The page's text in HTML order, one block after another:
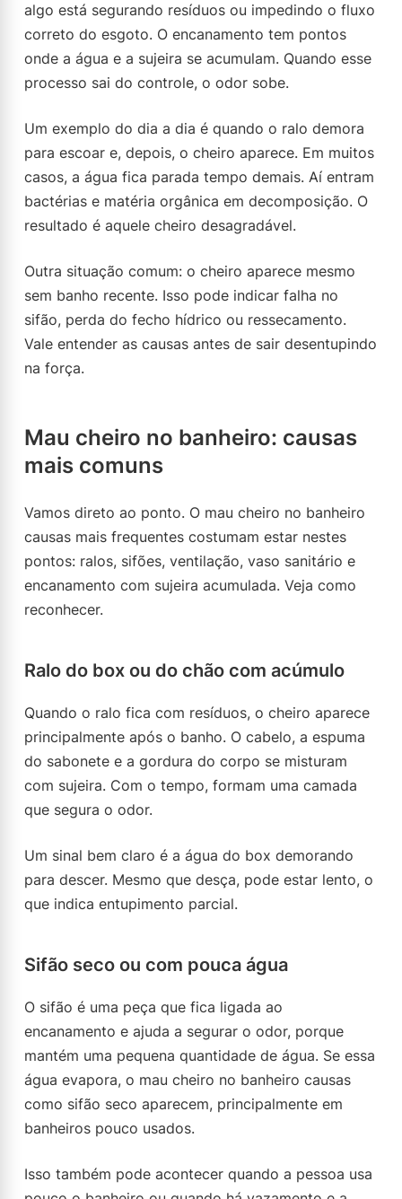
algo está segurando resíduos ou impedindo o fluxo
correto do esgoto. O encanamento tem pontos
onde a água e a sujeira se acumulam. Quando esse
processo sai do controle, o odor sobe.
Um exemplo do dia a dia é quando o ralo demora
para escoar e, depois, o cheiro aparece. Em muitos
casos, a água fica parada tempo demais. Aí entram
bactérias e matéria orgânica em decomposição. O
resultado é aquele cheiro desagradável.
Outra situação comum: o cheiro aparece mesmo
sem banho recente. Isso pode indicar falha no
sifão, perda do fecho hídrico ou ressecamento.
Vale entender as causas antes de sair desentupindo
na força.
Mau cheiro no banheiro: causas
mais comuns
Vamos direto ao ponto. O mau cheiro no banheiro
causas mais frequentes costumam estar nestes
pontos: ralos, sifões, ventilação, vaso sanitário e
encanamento com sujeira acumulada. Veja como
reconhecer.
Ralo do box ou do chão com acúmulo
Quando o ralo fica com resíduos, o cheiro aparece
principalmente após o banho. O cabelo, a espuma
do sabonete e a gordura do corpo se misturam
com sujeira. Com o tempo, formam uma camada
que segura o odor.
Um sinal bem claro é a água do box demorando
para descer. Mesmo que desça, pode estar lento, o
que indica entupimento parcial.
Sifão seco ou com pouca água
O sifão é uma peça que fica ligada ao
encanamento e ajuda a segurar o odor, porque
mantém uma pequena quantidade de água. Se essa
água evapora, o mau cheiro no banheiro causas
como sifão seco aparecem, principalmente em
banheiros pouco usados.
Isso também pode acontecer quando a pessoa usa